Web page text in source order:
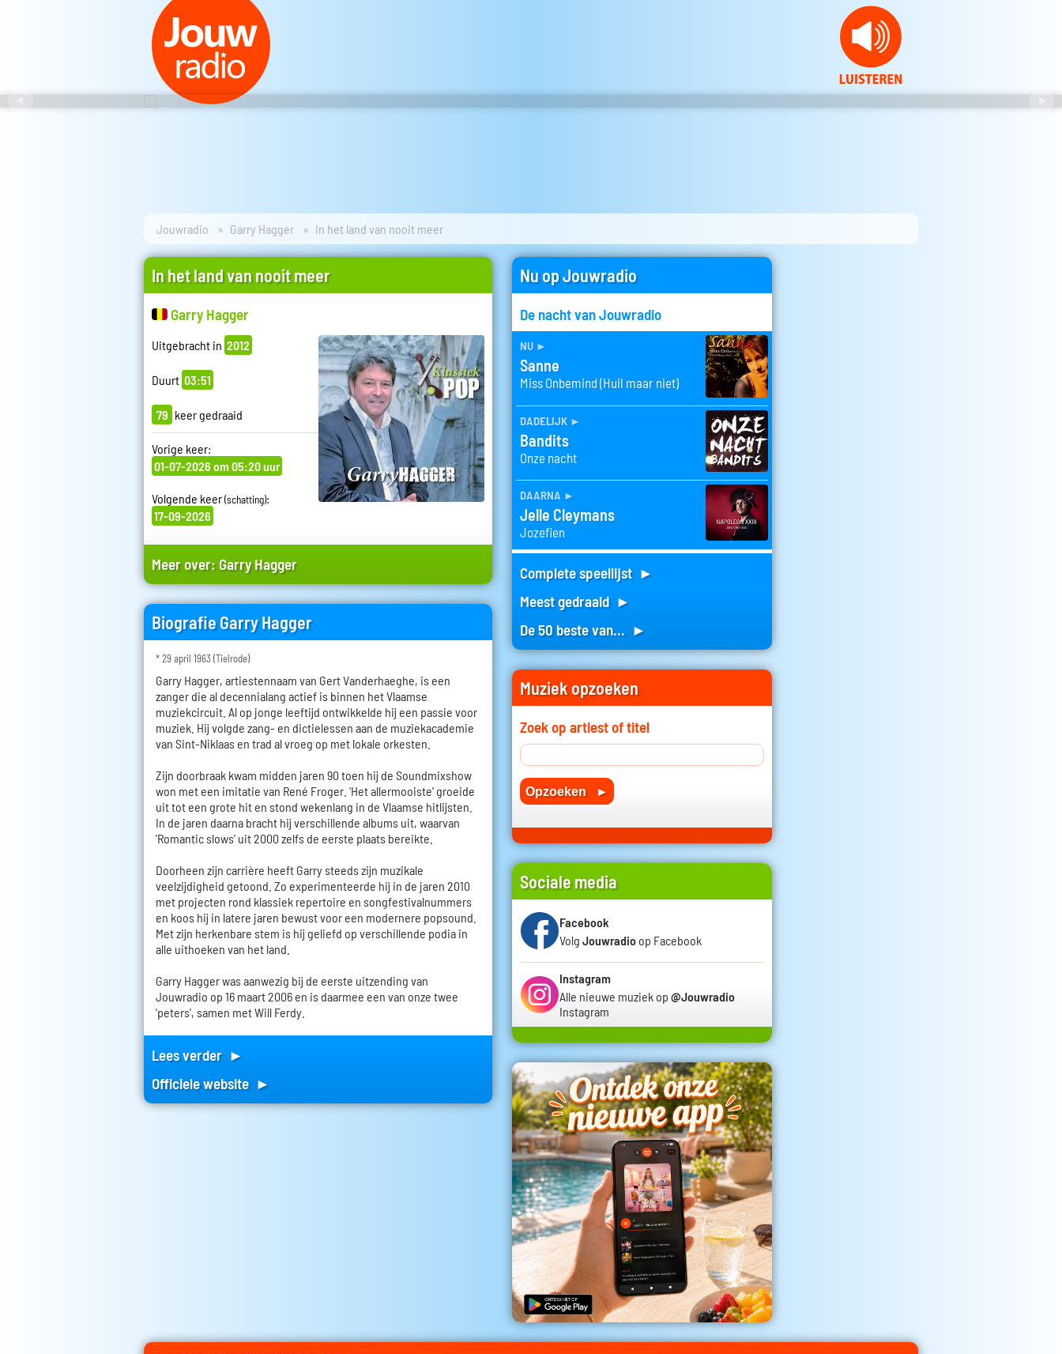
Jouwradio Garry Hagger In het land van nooit meer
In het land van nooit meer
Garry Hagger
Uitgebracht in 2012
Duurt 03:51
79 keer gedraaid
Vorige keer:
01-07-2026 om 05:20 uur
Volgende keer(schatting):
17-09-2026
Meer over: Garry Hagger
Biografie Garry Hagger
* 29 april 1963 (Tielrode)
Garry Hagger, artiestennaam van Gert Vanderhaeghe, is een
zanger die al decennialang actief is binnen het Vlaamse
muziekcircuit. Al op jonge leeftijd ontwikkelde hij een passie voor
muziek. Hij volgde zang- en dictielessen aan de muziekacademie
van Sint-Niklaas en trad al vroeg op met lokale orkesten.
Zijn doorbraak kwam midden jaren 90 toen hij de Soundmixshow
won met een imitatie van René Froger. 'Het allermooiste' groeide
uit tot een grote hit en stond wekenlang in de Vlaamse hitlijsten.
In de jaren daarna bracht hij verschillende albums uit, waarvan
'Romantic slows' uit 2000 zelfs de eerste plaats bereikte.
Doorheen zijn carrière heeft Garry steeds zijn muzikale
veelzijdigheid getoond. Zo experimenteerde hij in de jaren 2010
met projecten rond klassiek repertoire en songfestivalnummers
en koos hij in latere jaren bewust voor een modernere popsound.
Met zijn herkenbare stem is hij geliefd op verschillende podia in
alle uithoeken van het land.
Garry Hagger was aanwezig bij de eerste uitzending van
Jouwradio op 16 maart 2006 en is daarmee een van onze twee
'peters', samen met Will Ferdy.
Lees verder ►
Officiele website ►
Nu op Jouwradio
De nacht van Jouwradio
nu ►
Sanne
Miss Onbemind (Huil maar niet)
dadelijk ►
Bandits
Onze nacht
daarna ►
Jelle Cleymans
Jozefien
Complete speellijst ►
Meest gedraaid ►
De 50 beste van... ►
Muziek opzoeken
Zoek op artiest of titel
Sociale media
Facebook
Volg Jouwradio op Facebook
Instagram
Alle nieuwe muziek op @Jouwradio
Instagram